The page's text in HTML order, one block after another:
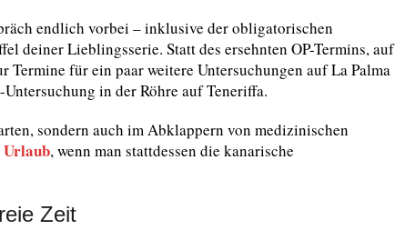
endlich vorbei – inklusive der obligatorischen
deiner Lieblingsserie. Statt des ersehnten OP-Termins, auf
Termine für ein paar weitere Untersuchungen auf La Palma
in der Röhre auf Teneriffa.
sondern auch im Abklappern von medizinischen
Urlaub, wenn man stattdessen die kanarische
Zeit